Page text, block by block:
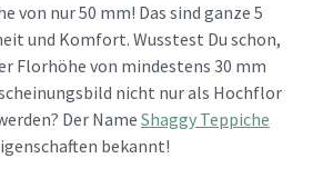
von nur 50 mm! Das sind ganze 5
und Komfort. Wusstest Du schon,
Florhöhe von mindestens 30 mm
nicht nur als Hochflor
Der Name Shaggy Teppiche
bekannt!